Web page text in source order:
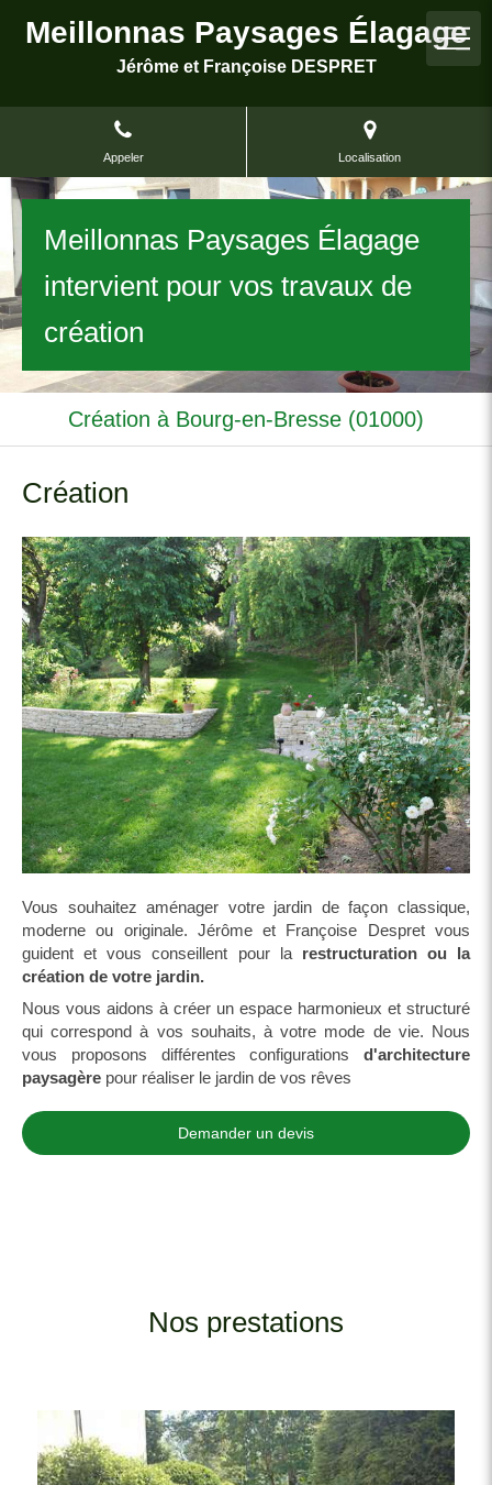
Meillonnas Paysages Élagage
Jérôme et Françoise DESPRET
Appeler Localisation
Meillonnas Paysages Élagage
intervient pour vos travaux de
création
Création à Bourg-en-Bresse (01000)
Création
Vous souhaitez aménager votre jardin de façon classique,
moderne ou originale. Jérôme et Françoise Despret vous
guident et vous conseillent pour la restructuration ou la
création de votre jardin.
Nous vous aidons à créer un espace harmonieux et structuré
qui correspond à vos souhaits, à votre mode de vie. Nous
vous proposons différentes configurations d'architecture
paysagère pour réaliser le jardin de vos rêves
Demander un devis
Nos prestations